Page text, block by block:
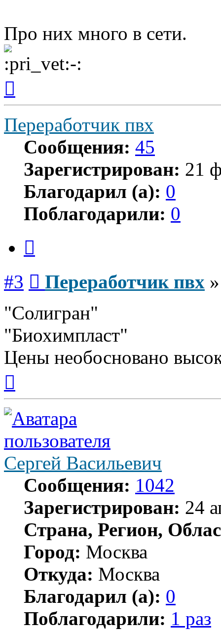
Про них много в сети.
началу
Переработчик пвх
Сообщения: 45
Зарегистрирован: 21
Благодарил (а): 0
Поблагодарили: 0
#3 Переработчик пвх
"Солигран"
"Биохимпласт"
Цены необосновано
началу
Сергей Васильевич
Сообщения: 1042
Зарегистрирован: 24
Страна, Регион,
Город: Москва
Откуда: Москва
Благодарил (а): 0
Поблагодарили: 1 раз